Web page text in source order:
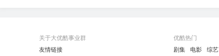
关于大优酷事业群
友情链接
优酷热门
剧集
电影
综艺